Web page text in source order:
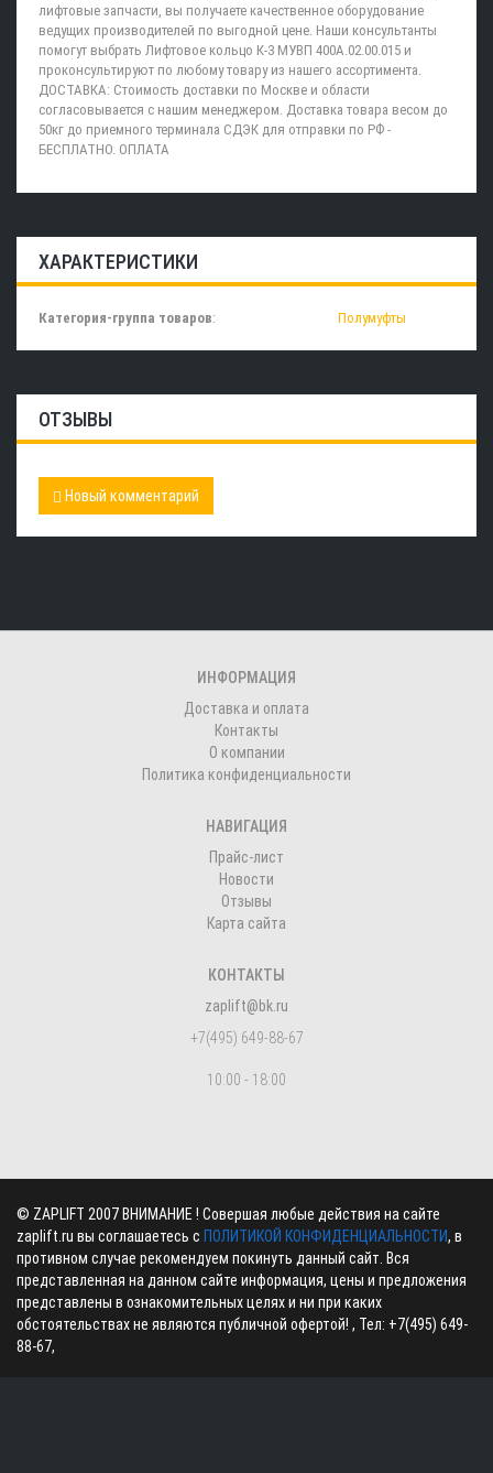
лифтовые запчасти, вы получаете качественное оборудование
ведущих производителей по выгодной цене. Наши консультанты
помогут выбрать Лифтовое кольцо К-3 МУВП 400А.02.00.015 и
проконсультируют по любому товару из нашего ассортимента.
ДОСТАВКА: Стоимость доставки по Москве и области
согласовывается с нашим менеджером. Доставка товара весом до
50кг до приемного терминала СДЭК для отправки по РФ -
БЕСПЛАТНО. ОПЛАТА
ХАРАКТЕРИСТИКИ
Категория-группа товаров: Полумуфты
ОТЗЫВЫ
Новый комментарий
ИНФОРМАЦИЯ
Доставка и оплата
Контакты
О компании
Политика конфиденциальности
НАВИГАЦИЯ
Прайс-лист
Новости
Отзывы
Карта сайта
КОНТАКТЫ
zaplift@bk.ru
+7(495) 649-88-67
10:00 - 18:00
© ZAPLIFT 2007 ВНИМАНИЕ ! Совершая любые действия на сайте
zaplift.ru вы соглашаетесь с ПОЛИТИКОЙ КОНФИДЕНЦИАЛЬНОСТИ, в
противном случае рекомендуем покинуть данный сайт. Вся
представленная на данном сайте информация, цены и предложения
представлены в ознакомительных целях и ни при каких
обстоятельствах не являются публичной офертой! , Тел: +7(495) 649-
88-67,